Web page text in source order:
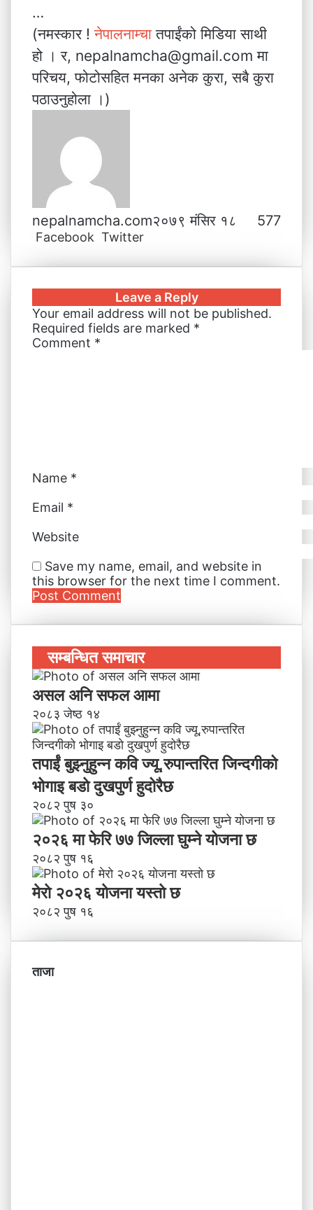
…
(नमस्कार !नेपालनाम्चातपाईंको मिडिया साथी
हो । र, nepalnamcha@gmail.com मा
परिचय, फोटोसहित मनका अनेक कुरा, सबै कुरा
पठाउनुहोला ।)
nepalnamcha.com२०७९ मंसिर १८ 577
Facebook Twitter
n
e
d
I
m
l
r
n
e
r
e
s
e
g
s
e
n
g
a
s
A
p
b
r
a
e
v
i
i
t
Leave a Reply
Your email address will not be published.
Required fields are marked *
Comment *
Name *
Email *
Website
Save my name, email, and website in
this browser for the next time I comment.
सम्बन्धित समाचार
असल अनि सफल आमा
२०८३ जेष्ठ १४
तपाईं बुझ्नुहुन्न कवि ज्यू,रुपान्तरित जिन्दगीको
भोगाइ बडाे दुखपुर्ण हुदोरैछ
२०८२ पुष ३०
२०२६ मा फेरि ७७ जिल्ला घुम्ने योजना छ
२०८२ पुष १६
मेराे २०२६ याेजना यस्ताे छ
२०८२ पुष १६
ताजा